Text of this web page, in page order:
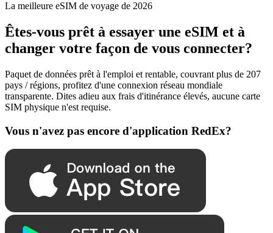
La meilleure eSIM de voyage de 2026
Êtes-vous prêt à essayer une eSIM et à
changer votre façon de vous connecter?
Paquet de données prêt à l'emploi et rentable, couvrant plus de 207
pays / régions, profitez d'une connexion réseau mondiale
transparente. Dites adieu aux frais d'itinérance élevés, aucune carte
SIM physique n'est requise.
Vous n'avez pas encore d'application RedEx?